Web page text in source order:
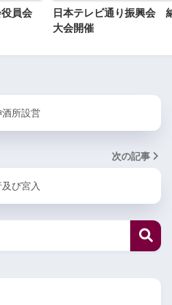
員会
日本テレビ通り振興会
大会開催
所設営
次の記事
び宮入